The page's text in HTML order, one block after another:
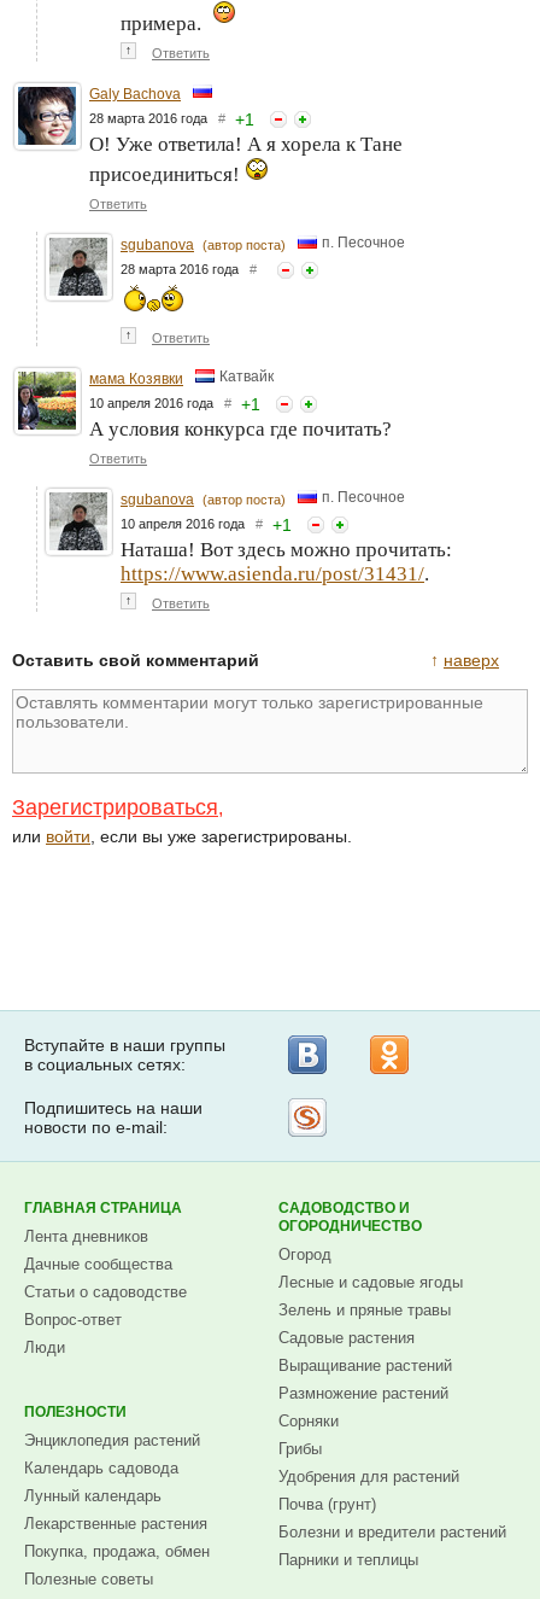
примера.
↑ Ответить
Galy Bachova
28 марта 2016 года # +1
О! Уже ответила! А я хорела к Тане
присоединиться!
Ответить
sgubanova (автор поста) п. Песочное
28 марта 2016 года #
↑ Ответить
мама Козявки Катвайк
10 апреля 2016 года # +1
А условия конкурса где почитать?
Ответить
sgubanova (автор поста) п. Песочное
10 апреля 2016 года # +1
Наташа! Вот здесь можно прочитать:
https://www.asienda.ru/post/31431/.
↑ Ответить
↑ наверх
Оставить свой комментарий
Зарегистрироваться,
или войти , если вы уже зарегистрированы.
Вступайте в наши группы
в социальных сетях:
Подпишитесь на наши
новости по e-mail:
ГЛАВНАЯ СТРАНИЦА
Лента дневников
Дачные сообщества
Статьи о садоводстве
Вопрос-ответ
Люди
ПОЛЕЗНОСТИ
Энциклопедия растений
Календарь садовода
Лунный календарь
Лекарственные растения
Покупка, продажа, обмен
Полезные советы
САДОВОДСТВО И
ОГОРОДНИЧЕСТВО
Огород
Лесные и садовые ягоды
Зелень и пряные травы
Садовые растения
Выращивание растений
Размножение растений
Сорняки
Грибы
Удобрения для растений
Почва (грунт)
Болезни и вредители растений
Парники и теплицы